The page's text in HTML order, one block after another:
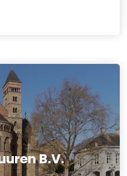
B.V.